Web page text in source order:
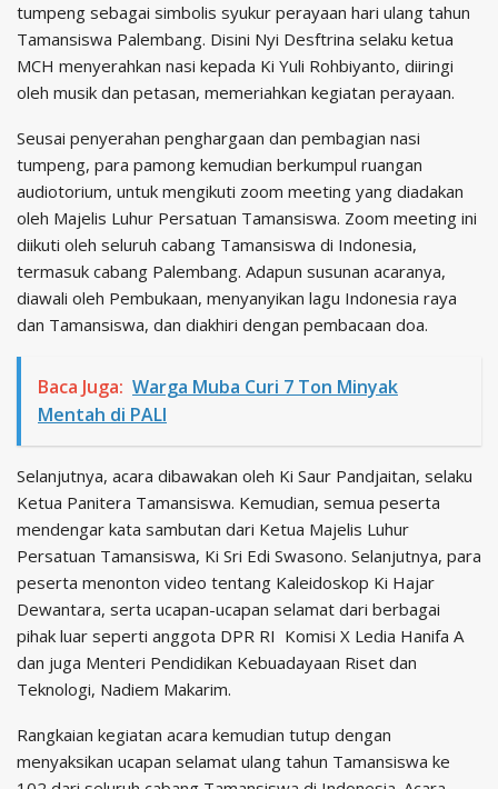
tumpeng sebagai simbolis syukur perayaan hari ulang tahun
Tamansiswa Palembang. Disini Nyi Desftrina selaku ketua
MCH menyerahkan nasi kepada Ki Yuli Rohbiyanto, diiringi
oleh musik dan petasan, memeriahkan kegiatan perayaan.
Seusai penyerahan penghargaan dan pembagian nasi
tumpeng, para pamong kemudian berkumpul ruangan
audiotorium, untuk mengikuti zoom meeting yang diadakan
oleh Majelis Luhur Persatuan Tamansiswa. Zoom meeting ini
diikuti oleh seluruh cabang Tamansiswa di Indonesia,
termasuk cabang Palembang. Adapun susunan acaranya,
diawali oleh Pembukaan, menyanyikan lagu Indonesia raya
dan Tamansiswa, dan diakhiri dengan pembacaan doa.
Baca Juga: Warga Muba Curi 7 Ton Minyak
Mentah di PALI
Selanjutnya, acara dibawakan oleh Ki Saur Pandjaitan, selaku
Ketua Panitera Tamansiswa. Kemudian, semua peserta
mendengar kata sambutan dari Ketua Majelis Luhur
Persatuan Tamansiswa, Ki Sri Edi Swasono. Selanjutnya, para
peserta menonton video tentang Kaleidoskop Ki Hajar
Dewantara, serta ucapan-ucapan selamat dari berbagai
pihak luar seperti anggota DPR RI Komisi X Ledia Hanifa A
dan juga Menteri Pendidikan Kebuadayaan Riset dan
Teknologi, Nadiem Makarim.
Rangkaian kegiatan acara kemudian tutup dengan
menyaksikan ucapan selamat ulang tahun Tamansiswa ke